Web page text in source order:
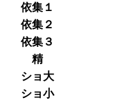
依集１
依集２
依集３
精
ショ大
ショ小